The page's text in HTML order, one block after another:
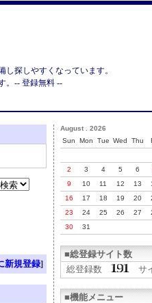
探しやすくなっています。
。-- 登録無料 --
August . 2026
Sun
Mon Tue Wed Thu
2
3 4 5 6
9
10 11 12 13
16
17 18 19 20
23
24 25 26 27
30
31
■総登録サイト数
総登録数
サ
■機能メニュー
新規登録]